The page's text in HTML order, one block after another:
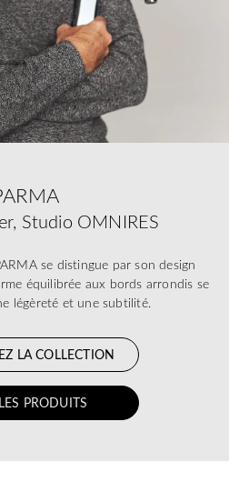
Studio OMNIRES
se distingue par son design
équilibrée aux bords arrondis se
légèreté et une subtilité.
LA COLLECTION
PRODUITS